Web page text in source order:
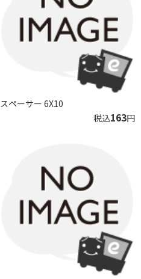
スペーサー 6X10
税込163円